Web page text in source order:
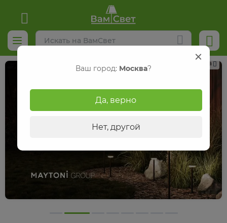
Реклама
Ваш город: Москва?
Да, верно
Нет, другой